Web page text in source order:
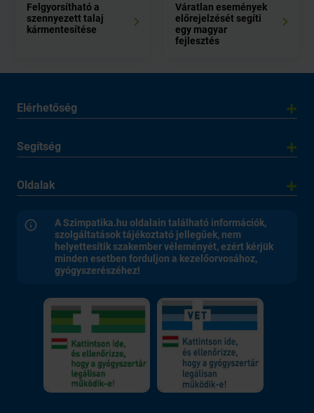
Felgyorsítható a
szennyezett talaj
kármentesítése
Váratlan események
előrejelzését segíti
egy magyar
fejlesztés
Elérhetőség
Segítség
Oldalak
A Szimpatika.hu oldalain található információk,
szolgáltatások tájékoztató jellegűek, nem
helyettesítik szakember véleményét, ezért kérjük
minden esetben forduljon a kezelőorvosához,
gyógyszerészéhez!